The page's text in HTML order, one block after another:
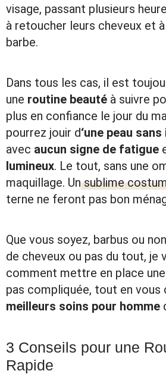
visage, passant plusieurs
à retoucher leurs cheveux et
barbe.
Dans tous les cas, il est
une routine beauté à suivre
plus en confiance le jour du
pourrez jouir d‘une peau
avec aucun signe de fatigue
lumineux. Le tout, sans une
maquillage. Unsublime
terne ne feront pas bon
Que vous soyez, barbus ou
de cheveux ou pas du tout, je
comment mettre en place une
pas compliquée, tout en vous
meilleurs soins pour homme
3 Conseils pour une
Rapide